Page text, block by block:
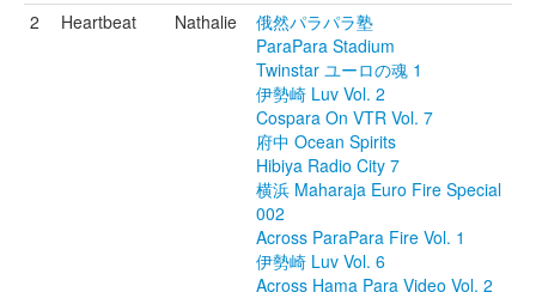
2
Heartbeat Nathalie
俄然パラパラ塾
ParaPara Stadium
Twinstar ユーロの魂 1
伊勢崎 Luv Vol. 2
Cospara On VTR Vol. 7
府中 Ocean Spirits
Hibiya Radio City 7
横浜 Maharaja Euro Fire Special
002
Across ParaPara Fire Vol. 1
伊勢崎 Luv Vol. 6
Across Hama Para Video Vol. 2